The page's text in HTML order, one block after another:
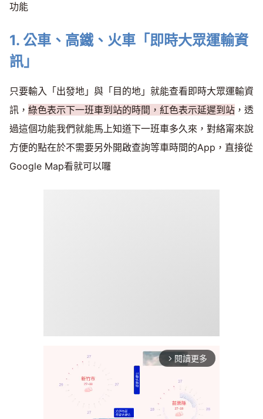
功能
1. 公車、高鐵、火車「即時大眾運輸資
訊」
只要輸入「出發地」與「目的地」就能查看即時大眾運輸資
訊， 綠色表示下一班車到站的時間，紅色表示延遲到站 ，透
過這個功能我們就能馬上知道下一班車多久來，對絡甯來說
方便的點在於不需要另外開啟查詢等車時間的App，直接從
Google Map看就可以囉
arrow_forward_ios 閱讀更多